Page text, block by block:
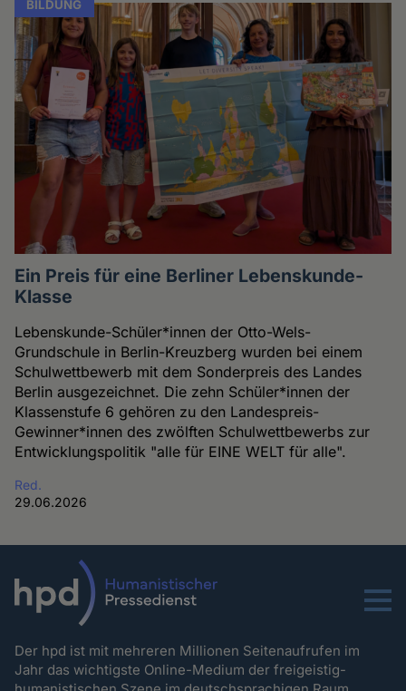
BILDUNG
Ein Preis für eine Berliner Lebenskunde-
Klasse
Lebenskunde-Schüler*innen der Otto-Wels-
Grundschule in Berlin-Kreuzberg wurden bei einem
Schulwettbewerb mit dem Sonderpreis des Landes
Berlin ausgezeichnet. Die zehn Schüler*innen der
Klassenstufe 6 gehören zu den Landespreis-
Gewinner*innen des zwölften Schulwettbewerbs zur
Entwicklungspolitik "alle für EINE WELT für alle".
Red.
29.06.2026
Menu
Der hpd ist mit mehreren Millionen Seitenaufrufen im
Jahr das wichtigste Online-Medium der freigeistig-